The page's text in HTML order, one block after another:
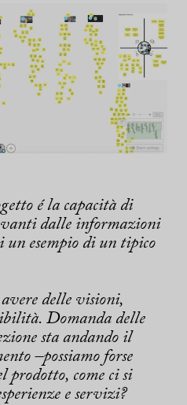
é la capacità di
dalle informazioni
un esempio di un tipico
delle visioni,
Domanda delle
sta andando il
–possiamo forse
prodotto, come ci si
e servizi?